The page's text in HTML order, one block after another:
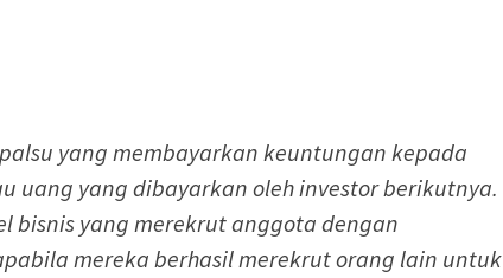
yang membayarkan keuntungan kepada
uang yang dibayarkan oleh investor berikutnya.
bisnis yang merekrut anggota dengan
mereka berhasil merekrut orang lain untuk